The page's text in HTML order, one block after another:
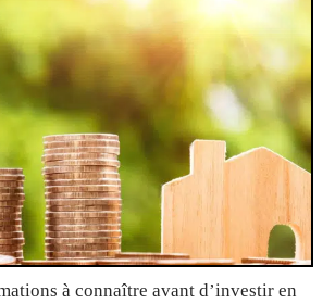
à connaître avant d’investir en